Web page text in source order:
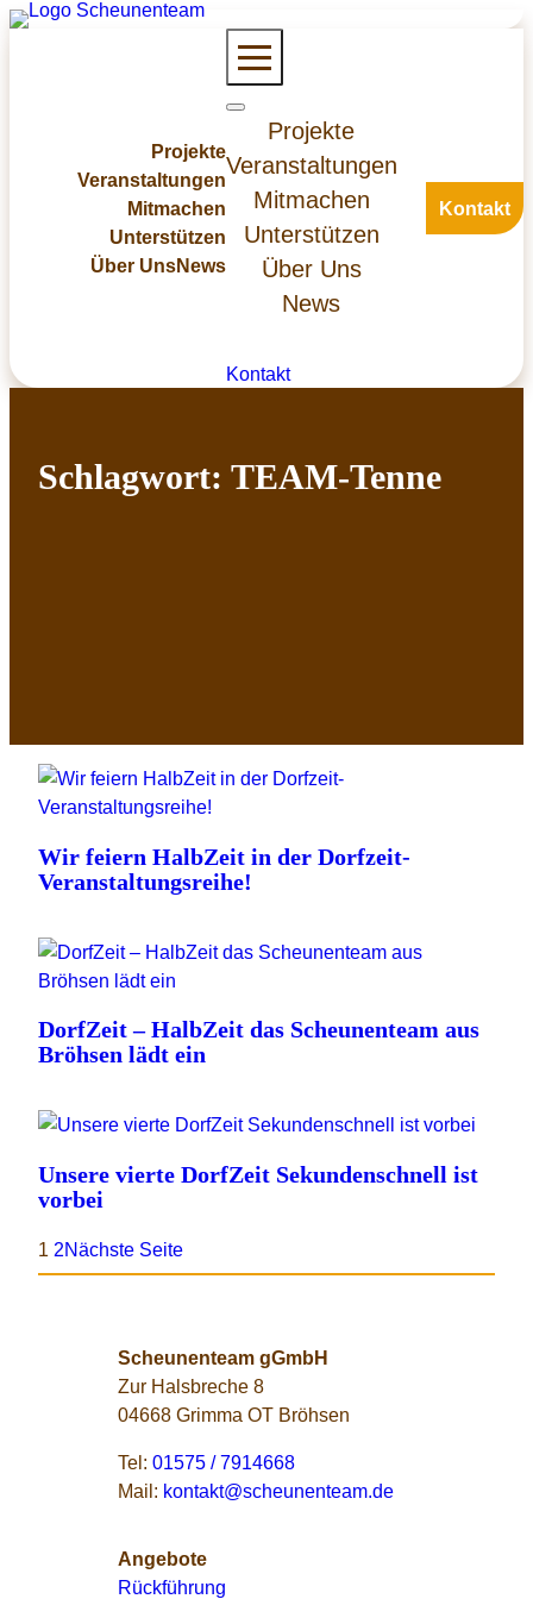
Zum
Projekte
Veranstaltungen
Mitmachen
Unterstützen
Über UnsNews
Projekte
Veranstaltungen
Mitmachen
Unterstützen
Über Uns
News
Kontakt
Kontakt
Schlagwort: TEAM-Tenne
Wir feiern HalbZeit in der Dorfzeit-
Veranstaltungsreihe!
DorfZeit – HalbZeit das Scheunenteam aus
Bröhsen lädt ein
Unsere vierte DorfZeit Sekundenschnell ist
vorbei
1 2Nächste Seite
Scheunenteam gGmbH
Zur Halsbreche 8
04668 Grimma OT Bröhsen
Tel: 01575 / 7914668
Mail: kontakt@scheunenteam.de
Angebote
Rückführung